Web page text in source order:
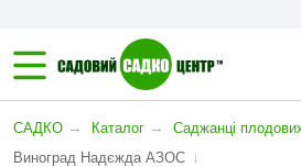
САДКО → Каталог → Саджанці
Виноград Надєжда АЗОС ↓